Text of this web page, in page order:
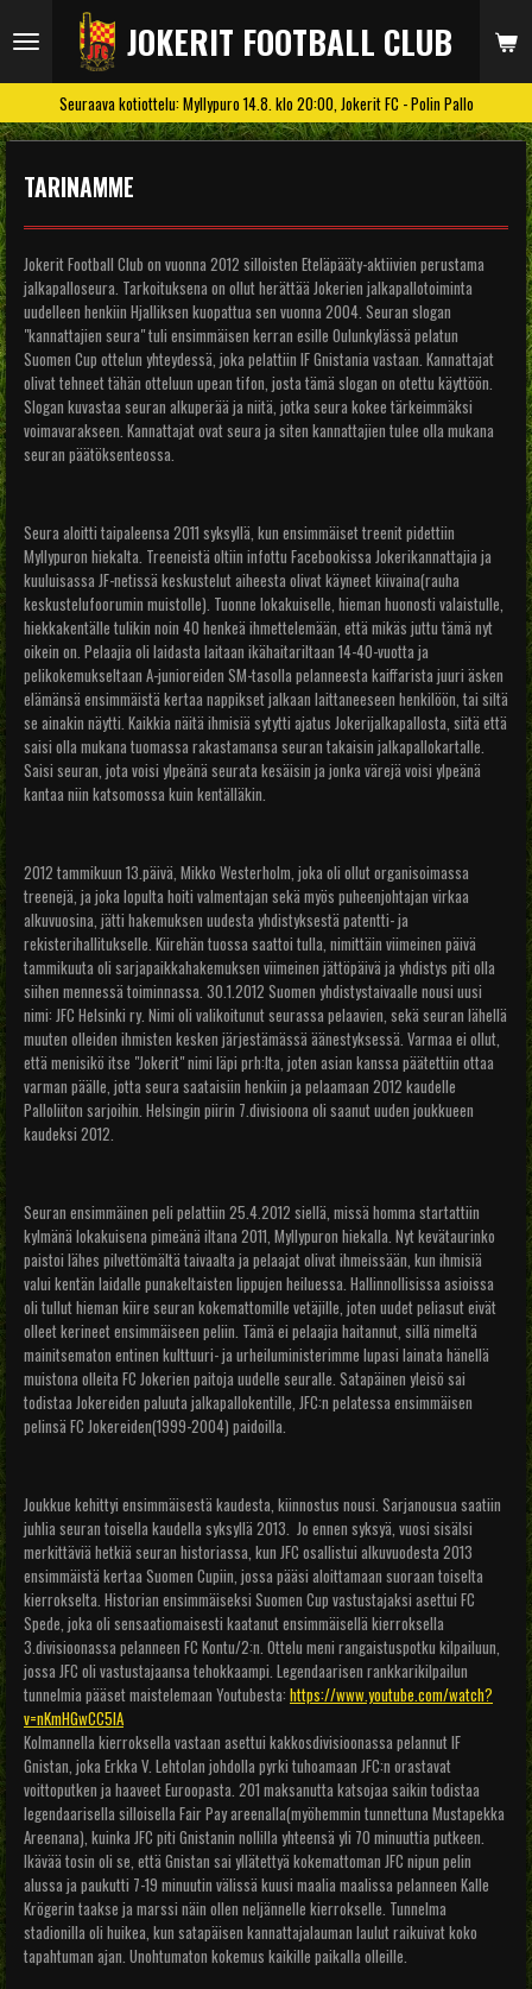
pääsisältöön
JOKERIT FOOTBALL CLUB
Seuraava kotiottelu: Myllypuro 14.8. klo 20:00, Jokerit FC - Polin Pallo
TARINAMME
Jokerit Football Club on vuonna 2012 silloisten Eteläpääty-aktiivien perustama
jalkapalloseura. Tarkoituksena on ollut herättää Jokerien jalkapallotoiminta
uudelleen henkiin Hjalliksen kuopattua sen vuonna 2004. Seuran slogan
"kannattajien seura" tuli ensimmäisen kerran esille Oulunkylässä pelatun
Suomen Cup ottelun yhteydessä, joka pelattiin IF Gnistania vastaan. Kannattajat
olivat tehneet tähän otteluun upean tifon, josta tämä slogan on otettu käyttöön.
Slogan kuvastaa seuran alkuperää ja niitä, jotka seura kokee tärkeimmäksi
voimavarakseen. Kannattajat ovat seura ja siten kannattajien tulee olla mukana
seuran päätöksenteossa.
Seura aloitti taipaleensa 2011 syksyllä, kun ensimmäiset treenit pidettiin
Myllypuron hiekalta. Treeneistä oltiin infottu Facebookissa Jokerikannattajia ja
kuuluisassa JF-netissä keskustelut aiheesta olivat käyneet kiivaina(rauha
keskustelufoorumin muistolle). Tuonne lokakuiselle, hieman huonosti valaistulle,
hiekkakentälle tulikin noin 40 henkeä ihmettelemään, että mikäs juttu tämä nyt
oikein on. Pelaajia oli laidasta laitaan ikähaitariltaan 14-40-vuotta ja
pelikokemukseltaan A-junioreiden SM-tasolla pelanneesta kaiffarista juuri äsken
elämänsä ensimmäistä kertaa nappikset jalkaan laittaneeseen henkilöön, tai siltä
se ainakin näytti. Kaikkia näitä ihmisiä sytytti ajatus Jokerijalkapallosta, siitä että
saisi olla mukana tuomassa rakastamansa seuran takaisin jalkapallokartalle.
Saisi seuran, jota voisi ylpeänä seurata kesäisin ja jonka värejä voisi ylpeänä
kantaa niin katsomossa kuin kentälläkin.
2012 tammikuun 13.päivä, Mikko Westerholm, joka oli ollut organisoimassa
treenejä, ja joka lopulta hoiti valmentajan sekä myös puheenjohtajan virkaa
alkuvuosina, jätti hakemuksen uudesta yhdistyksestä patentti- ja
rekisterihallitukselle. Kiirehän tuossa saattoi tulla, nimittäin viimeinen päivä
tammikuuta oli sarjapaikkahakemuksen viimeinen jättöpäivä ja yhdistys piti olla
siihen mennessä toiminnassa. 30.1.2012 Suomen yhdistystaivaalle nousi uusi
nimi: JFC Helsinki ry. Nimi oli valikoitunut seurassa pelaavien, sekä seuran lähellä
muuten olleiden ihmisten kesken järjestämässä äänestyksessä. Varmaa ei ollut,
että menisikö itse "Jokerit" nimi läpi prh:lta, joten asian kanssa päätettiin ottaa
varman päälle, jotta seura saataisiin henkiin ja pelaamaan 2012 kaudelle
Palloliiton sarjoihin. Helsingin piirin 7.divisioona oli saanut uuden joukkueen
kaudeksi 2012.
Seuran ensimmäinen peli pelattiin 25.4.2012 siellä, missä homma startattiin
kylmänä lokakuisena pimeänä iltana 2011, Myllypuron hiekalla. Nyt kevätaurinko
paistoi lähes pilvettömältä taivaalta ja pelaajat olivat ihmeissään, kun ihmisiä
valui kentän laidalle punakeltaisten lippujen heiluessa. Hallinnollisissa asioissa
oli tullut hieman kiire seuran kokemattomille vetäjille, joten uudet peliasut eivät
olleet kerineet ensimmäiseen peliin. Tämä ei pelaajia haitannut, sillä nimeltä
mainitsematon entinen kulttuuri- ja urheiluministerimme lupasi lainata hänellä
muistona olleita FC Jokerien paitoja uudelle seuralle. Satapäinen yleisö sai
todistaa Jokereiden paluuta jalkapallokentille, JFC:n pelatessa ensimmäisen
pelinsä FC Jokereiden(1999-2004) paidoilla.
Joukkue kehittyi ensimmäisestä kaudesta, kiinnostus nousi. Sarjanousua saatiin
juhlia seuran toisella kaudella syksyllä 2013. Jo ennen syksyä, vuosi sisälsi
merkittäviä hetkiä seuran historiassa, kun JFC osallistui alkuvuodesta 2013
ensimmäistä kertaa Suomen Cupiin, jossa pääsi aloittamaan suoraan toiselta
kierrokselta. Historian ensimmäiseksi Suomen Cup vastustajaksi asettui FC
Spede, joka oli sensaatiomaisesti kaatanut ensimmäisellä kierroksella
3.divisioonassa pelanneen FC Kontu/2:n. Ottelu meni rangaistuspotku kilpailuun,
jossa JFC oli vastustajaansa tehokkaampi. Legendaarisen rankkarikilpailun
tunnelmia pääset maistelemaan Youtubesta: https://www.youtube.com/watch?
v=nKmHGwCC5lA
Kolmannella kierroksella vastaan asettui kakkosdivisioonassa pelannut IF
Gnistan, joka Erkka V. Lehtolan johdolla pyrki tuhoamaan JFC:n orastavat
voittoputken ja haaveet Euroopasta. 201 maksanutta katsojaa saikin todistaa
legendaarisella silloisella Fair Pay areenalla(myöhemmin tunnettuna Mustapekka
Areenana), kuinka JFC piti Gnistanin nollilla yhteensä yli 70 minuuttia putkeen.
Ikävää tosin oli se, että Gnistan sai yllätettyä kokemattoman JFC nipun pelin
alussa ja paukutti 7-19 minuutin välissä kuusi maalia maalissa pelanneen Kalle
Krögerin taakse ja marssi näin ollen neljännelle kierrokselle. Tunnelma
stadionilla oli huikea, kun satapäisen kannattajalauman laulut raikuivat koko
tapahtuman ajan. Unohtumaton kokemus kaikille paikalla olleille.